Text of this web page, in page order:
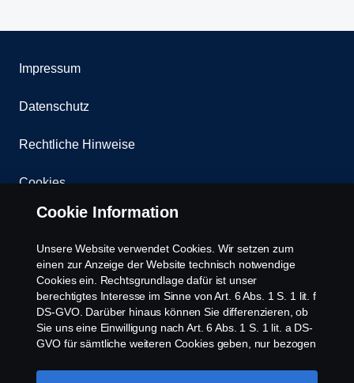
Impressum
Datenschutz
Rechtliche Hinweise
Cookies
Kontakt
Whistleblowing
Scania Cookie Richtlinie
Cookie Information
Unsere Website verwendet Cookies. Wir setzen zum
einen zur Anzeige der Website technisch notwendige
Cookies ein. Rechtsgrundlage dafür ist unser
berechtigtes Interesse im Sinne von Art. 6 Abs. 1 S. 1 lit. f
DS-GVO. Darüber hinaus können Sie differenzieren, ob
Sie uns eine Einwilligung nach Art. 6 Abs. 1 S. 1 lit. a DS-
GVO für sämtliche weiteren Cookies geben, nur bezogen
Diese Einwilligung ist freiwillig und kann jederzeit mit